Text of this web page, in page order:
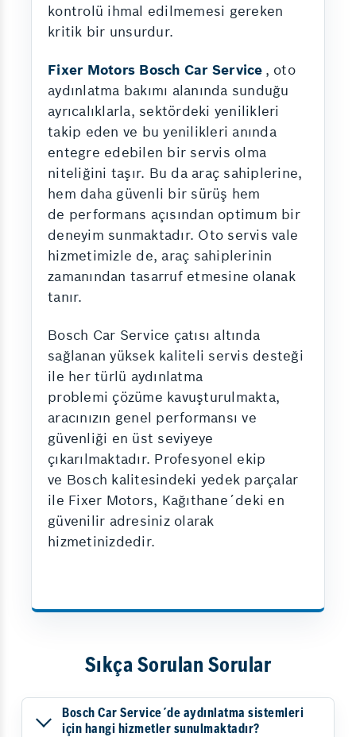
kontrolü ihmal edilmemesi gereken
kritik bir unsurdur.
Fixer Motors Bosch Car Service , oto
aydınlatma bakımı alanında sunduğu
ayrıcalıklarla, sektördeki yenilikleri
takip eden ve bu yenilikleri anında
entegre edebilen bir servis olma
niteliğini taşır. Bu da araç sahiplerine,
hem daha güvenli bir sürüş hem
de performans açısından optimum bir
deneyim sunmaktadır. Oto servis vale
hizmetimizle de, araç sahiplerinin
zamanından tasarruf etmesine olanak
tanır.
Bosch Car Service çatısı altında
sağlanan yüksek kaliteli servis desteği
ile her türlü aydınlatma
problemi çözüme kavuşturulmakta,
aracınızın genel performansı ve
güvenliği en üst seviyeye
çıkarılmaktadır. Profesyonel ekip
ve Bosch kalitesindeki yedek parçalar
ile Fixer Motors, Kağıthane´deki en
güvenilir adresiniz olarak
hizmetinizdedir.
Sıkça Sorulan Sorular
Bosch Car Service´de aydınlatma sistemleri
için hangi hizmetler sunulmaktadır?